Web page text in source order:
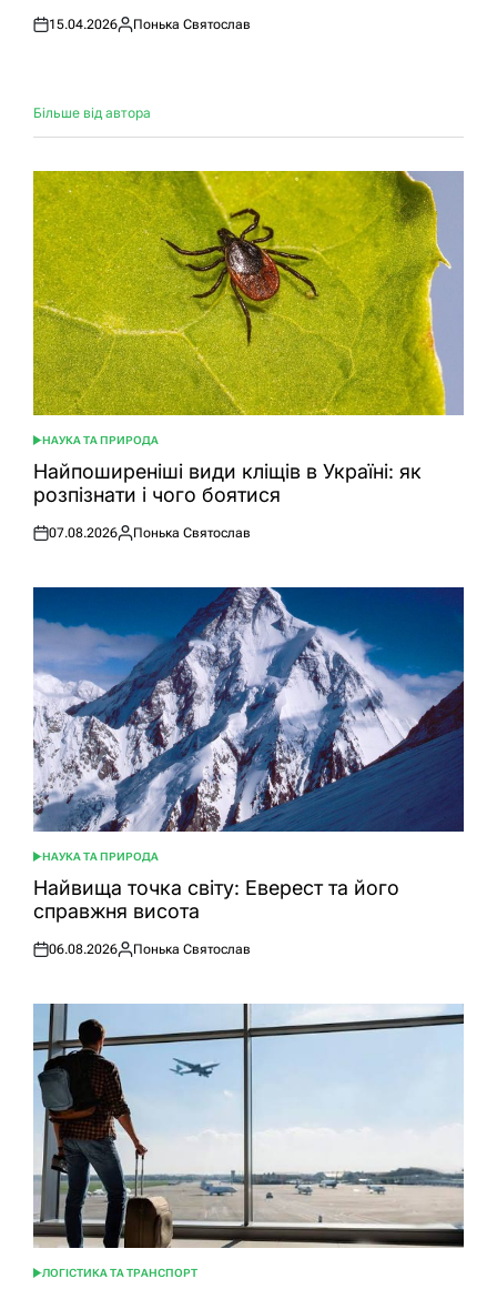
Оприлюднено
15.04.2026
Опубліковано
Понька Святослав
Більше від автора
ОПУБЛІКУВАТИ
У
НАУКА ТА ПРИРОДА
Найпоширеніші види кліщів в Україні: як
розпізнати і чого боятися
Оприлюднено
07.08.2026
Опубліковано
Понька Святослав
ОПУБЛІКУВАТИ
У
НАУКА ТА ПРИРОДА
Найвища точка світу: Еверест та його
справжня висота
Оприлюднено
06.08.2026
Опубліковано
Понька Святослав
ОПУБЛІКУВАТИ
ЛОГІСТИКА ТА ТРАНСПОРТ